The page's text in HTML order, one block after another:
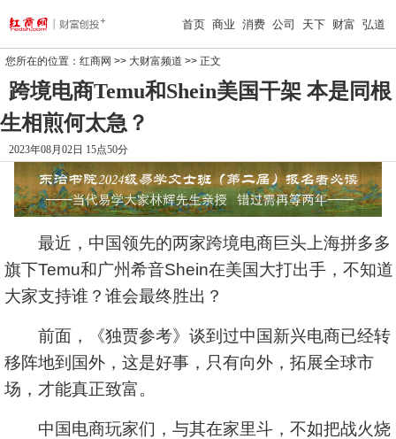
首页 商业 消费 公司 天下 财富 弘道
您所在的位置： 红商网 >> 大财富频道 >> 正文
跨境电商Temu和Shein美国干架 本是同根
生相煎何太急？
2023年08月02日 15点50分
最近，中国领先的两家跨境电商巨头上海拼多多
旗下Temu和广州希音Shein在美国大打出手，不知道
大家支持谁？谁会最终胜出？
前面，《独贾参考》谈到过中国新兴电商已经转
移阵地到国外，这是好事，只有向外，拓展全球市
场，才能真正致富。
中国电商玩家们，与其在家里斗，不如把战火烧